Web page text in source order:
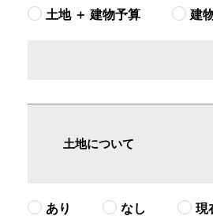
土地 ＋ 建物予算 建
土地について
あり なし
現